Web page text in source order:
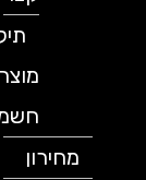
תיקון
מוצרי
חשמל
מחירון